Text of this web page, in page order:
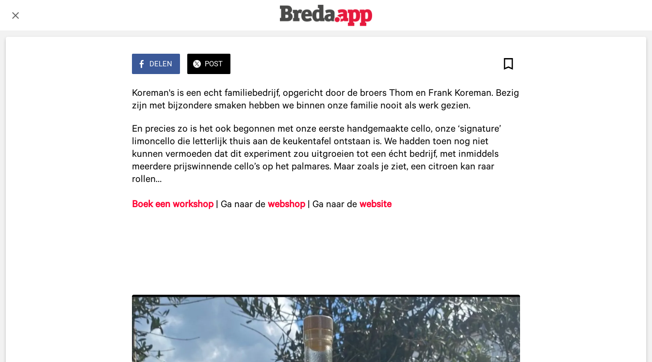
DELEN POST
Koreman's is een echt familiebedrijf, opgericht door de broers Thom en Frank Koreman. Bezig
zijn met bijzondere smaken hebben we binnen onze familie nooit als werk gezien.
​En precies zo is het ook begonnen met onze eerste handgemaakte cello, onze ‘signature’
limoncello die letterlijk thuis aan de keukentafel ontstaan is. We hadden toen nog niet
kunnen vermoeden dat dit experiment zou uitgroeien tot een écht bedrijf, met inmiddels
meerdere prijswinnende cello’s op het palmares. Maar zoals je ziet, een citroen kan raar
rollen…
Boek een workshop| Ga naar de webshop| Ga naar de website